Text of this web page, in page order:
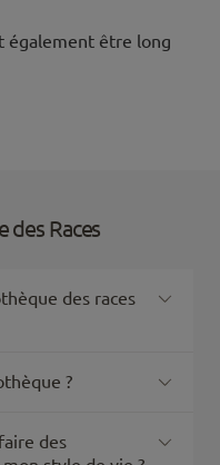
également être long
des Races
des races
?
des